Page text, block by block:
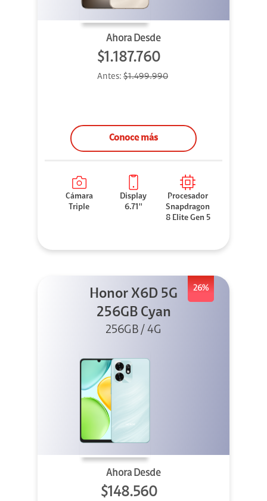
Ahora Desde
$1.187.760
Antes: $1.499.990
Conoce más
Cámara
Triple
Display
6.71''
Procesador
Snapdragon
8 Elite Gen 5
26%
Honor X6D 5G
256GB Cyan
256GB / 4G
Ahora Desde
$148.560